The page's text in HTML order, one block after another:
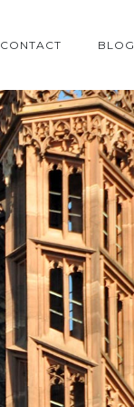
CONTACT BLOG